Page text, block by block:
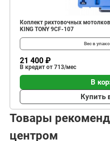
Коплект рихтовочных
KING TONY 9CF-107
Вес в
21 400 ₽
В кредит от 713/мес
В
Купить
Товары
центром